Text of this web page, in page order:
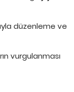
düzenleme ve
vurgulanması